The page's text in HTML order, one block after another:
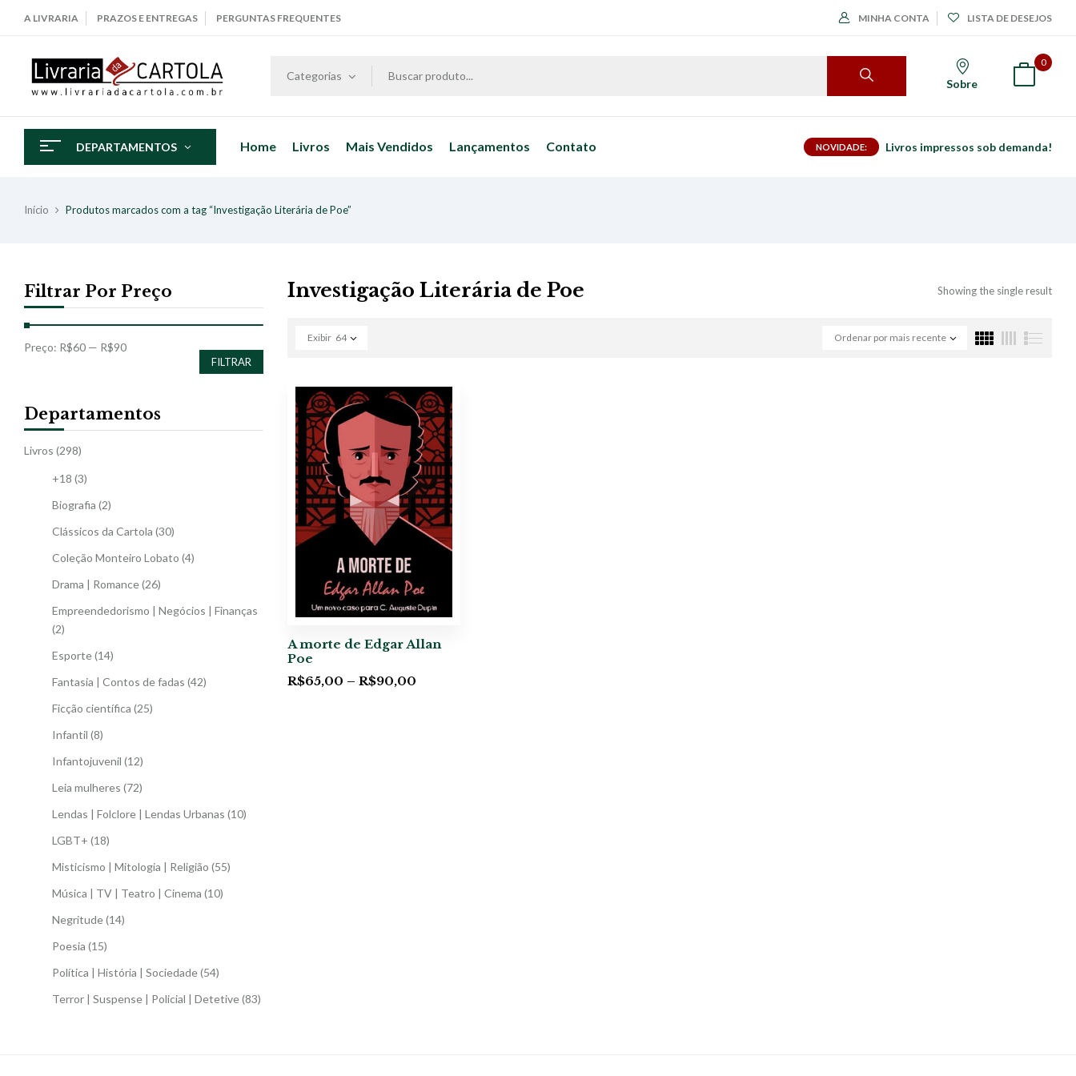
A LIVRARIA PRAZOS E ENTREGAS PERGUNTAS FREQUENTES MINHA CONTA LISTA DE DESEJOS
Categorias
Sobre
0
DEPARTAMENTOS Home Livros Mais Vendidos Lançamentos Contato NOVIDADE: Livros impressos sob demanda!
Início Produtos marcados com a tag “Investigação Literária de Poe”
Filtrar Por Preço
FILTRAR
Preço: R$60 — R$90
Departamentos
Livros (298)
+18 (3)
Biografia (2)
Clássicos da Cartola (30)
Coleção Monteiro Lobato (4)
Drama | Romance(26)
Empreendedorismo | Negócios | Finanças
(2)
Esporte(14)
Fantasia | Contos de fadas (42)
Ficção científica (25)
Infantil (8)
Infantojuvenil (12)
Leia mulheres (72)
Lendas | Folclore | Lendas Urbanas (10)
LGBT+ (18)
Misticismo | Mitologia | Religião (55)
Música | TV | Teatro | Cinema (10)
Negritude(14)
Poesia (15)
Política | História | Sociedade(54)
Terror | Suspense | Policial | Detetive(83)
Investigação Literária de Poe Showing the single result
Ordenar por mais recente
Exibir 64
A morte de Edgar Allan
Poe
R$65,00 – R$90,00